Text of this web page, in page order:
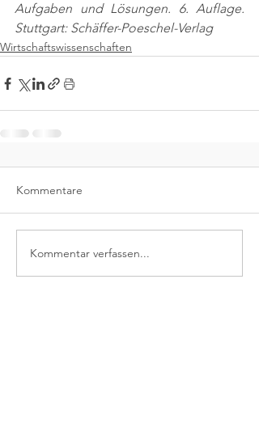
Aufgaben und Lösungen. 6. Auflage.
Stuttgart: Schäffer-Poeschel-Verlag
Wirtschaftswissenschaften
Kommentare
Kommentar verfassen...